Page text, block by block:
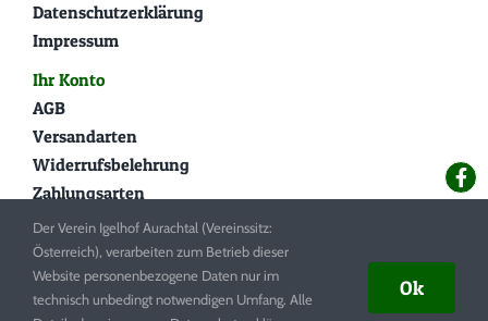
Datenschutzerklärung
Impressum
Ihr Konto
AGB
Versandarten
Widerrufsbelehrung
Zahlungsarten
© Copyright 2020 - 2026Igelhof-Aurachtal.at
Impressum|Datenschutz
Der Verein Igelhof Aurachtal (Vereinssitz:
Österreich), verarbeiten zum Betrieb dieser
Website personenbezogene Daten nur im
technisch unbedingt notwendigen Umfang. Alle
Ok